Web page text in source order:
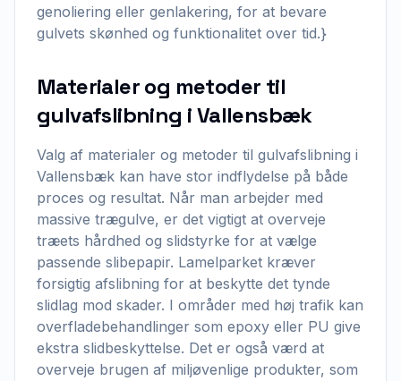
genoliering eller genlakering, for at bevare
gulvets skønhed og funktionalitet over tid.}
Materialer og metoder til
gulvafslibning i Vallensbæk
Valg af materialer og metoder til gulvafslibning i
Vallensbæk kan have stor indflydelse på både
proces og resultat. Når man arbejder med
massive trægulve, er det vigtigt at overveje
træets hårdhed og slidstyrke for at vælge
passende slibepapir. Lamelparket kræver
forsigtig afslibning for at beskytte det tynde
slidlag mod skader. I områder med høj trafik kan
overfladebehandlinger som epoxy eller PU give
ekstra slidbeskyttelse. Det er også værd at
overveje brugen af miljøvenlige produkter, som